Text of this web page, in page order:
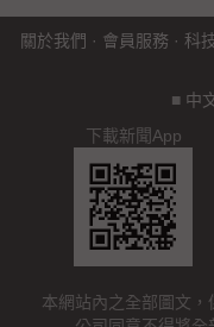
關於我們 · 會員服務 · 科
■ 中
下載新聞App
本網站內之全部圖文